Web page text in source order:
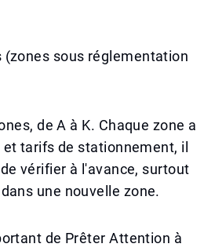
(zones sous réglementation
de A à K. Chaque zone a
tarifs de stationnement, il
vérifier à l'avance, surtout
une nouvelle zone.
de Prêter Attention à